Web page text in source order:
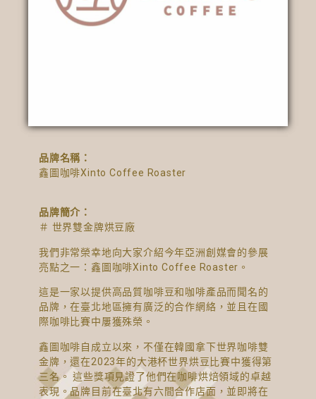
品牌名稱：
鑫圖咖啡Xinto Coffee Roaster
品牌簡介：
＃ 世界雙金牌烘豆廠
我們非常榮幸地向大家介紹今年亞洲創媒會的參展
亮點之一：鑫圖咖啡Xinto Coffee Roaster。
這是一家以提供高品質咖啡豆和咖啡產品而聞名的
品牌，在臺北地區擁有廣泛的合作網絡，並且在國
際咖啡比賽中屢獲殊榮。
鑫圖咖啡自成立以來，不僅在韓國拿下世界咖啡雙
金牌，還在2023年的大港杯世界烘豆比賽中獲得第
三名。 這些獎項見證了他們在咖啡烘焙領域的卓越
表現。品牌目前在臺北有六間合作店面，並即將在